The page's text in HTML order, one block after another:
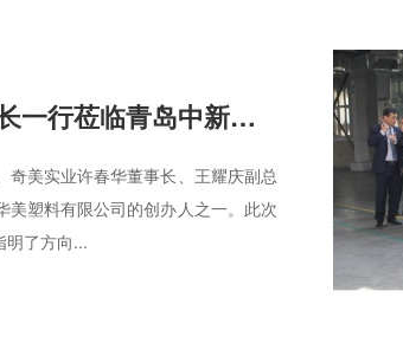
热烈欢迎|奇美实业许春华董事长一行莅临青岛中新华美视察指导
美实业许春华董事长、王耀庆副总
塑料有限公司的创办人之一。此次
明了方向...